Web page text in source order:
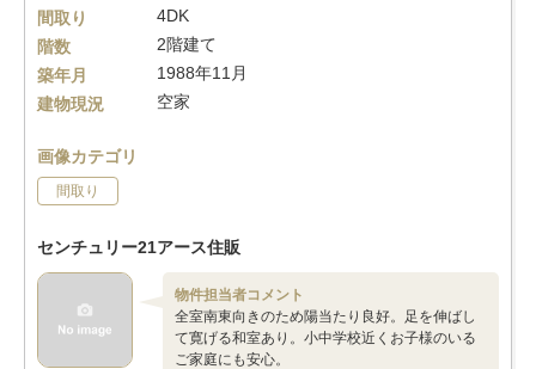
間取り
4DK
階数
2階建て
築年月
1988年11月
建物現況
空家
画像カテゴリ
間取り
センチュリー21アース住販
物件担当者コメント
全室南東向きのため陽当たり良好。足を伸ばし
て寛げる和室あり。小中学校近くお子様のいる
ご家庭にも安心。